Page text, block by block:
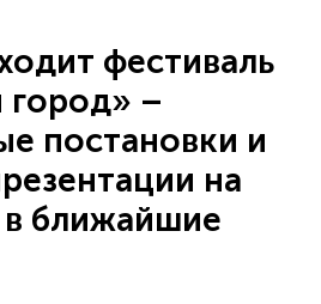
фестиваль
–
постановки и
на
в ближайшие